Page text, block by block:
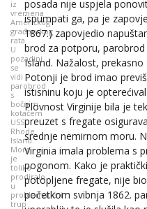
iz
vremena
Američkog
građanskog
rata.
U
pozadini
se
vidi
parobrod
s
bočnim
kotačem
USS
Rhode
Island.
More
je
toliko
prodiralo
u
problematični
trup
posada nije uspjela
ispumpati ga, pa je
1867.) zapovjedio
brod za potporu, parobrod
Island. Nažalost,
Potonji je brod imao
istisninu koju je
Plovnost Virginije bila je
preuzet s fregate
srednje nemirnom moru.
Virginia imala problema s
pogonom. Kako je
potopljene fregate, nije
početkom svibnja 1862.